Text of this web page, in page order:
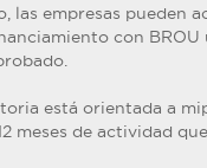
las empresas pueden
con
está orientada a
meses de actividad